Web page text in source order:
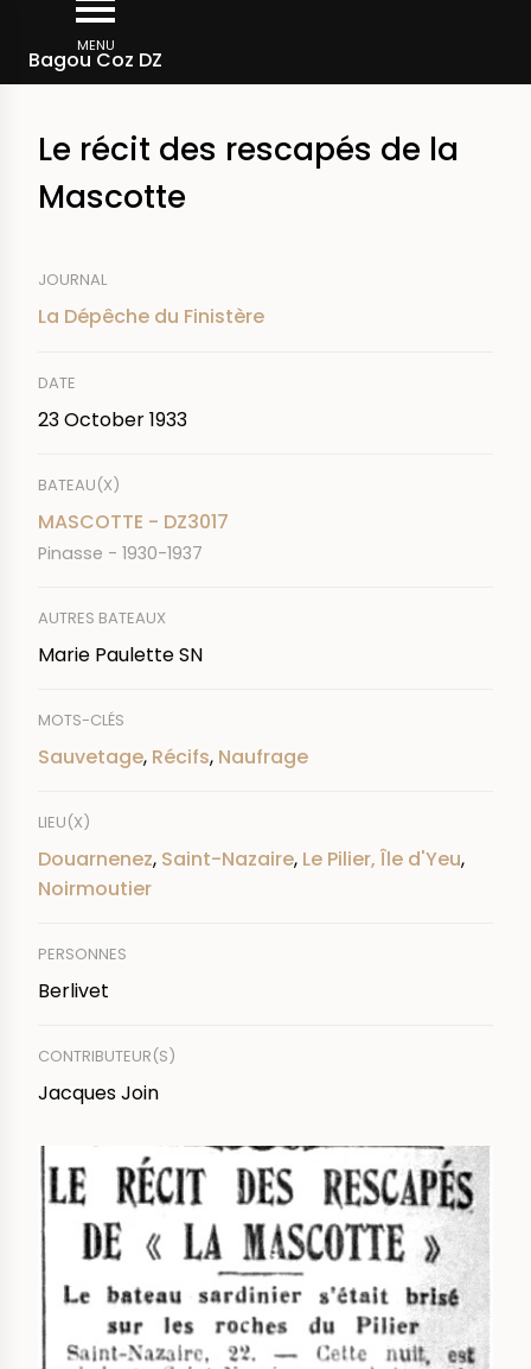
main
MENU
Bagou Coz DZ
Breadcrumb
Le récit des rescapés de la
Mascotte
JOURNAL
La Dépêche du Finistère
DATE
23 October 1933
BATEAU(X)
MASCOTTE - DZ3017
Pinasse - 1930-1937
AUTRES BATEAUX
Marie Paulette SN
MOTS-CLÉS
Sauvetage, Récifs, Naufrage
LIEU(X)
Douarnenez, Saint-Nazaire, Le Pilier, Île d'Yeu,
Noirmoutier
PERSONNES
Berlivet
CONTRIBUTEUR(S)
Jacques Join